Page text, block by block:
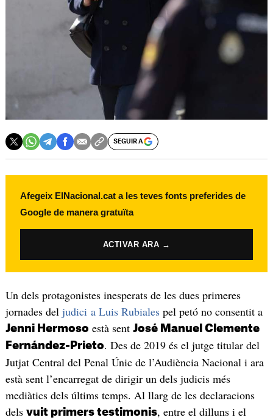
SEGUIR A
Afegeix ElNacional.cat a les teves fonts preferides de
Google de manera gratuïta
ACTIVAR ARA →
Un dels protagonistes inesperats de les dues primeres
jornades del judici a Luis Rubialespel petó no consentit a
Jenni Hermoso està sent José Manuel Clemente
Fernández-Prieto. Des de 2019 és el jutge titular del
Jutjat Central del Penal Únic de l’Audiència Nacional i ara
està sent l’encarregat de dirigir un dels judicis més
mediàtics dels últims temps. Al llarg de les declaracions
dels vuit primers testimonis, entre el dilluns i el